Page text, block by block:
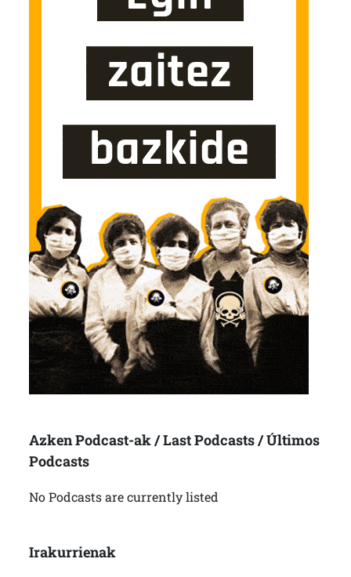
Azken Podcast-ak / Last Podcasts / Últimos
Podcasts
No Podcasts are currently listed
Irakurrienak